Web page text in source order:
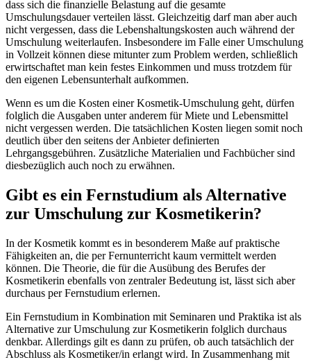
dass sich die finanzielle Belastung auf die gesamte
Umschulungsdauer verteilen lässt. Gleichzeitig darf man aber auch
nicht vergessen, dass die Lebenshaltungskosten auch während der
Umschulung weiterlaufen. Insbesondere im Falle einer Umschulung
in Vollzeit können diese mitunter zum Problem werden, schließlich
erwirtschaftet man kein festes Einkommen und muss trotzdem für
den eigenen Lebensunterhalt aufkommen.
Wenn es um die Kosten einer Kosmetik-Umschulung geht, dürfen
folglich die Ausgaben unter anderem für Miete und Lebensmittel
nicht vergessen werden. Die tatsächlichen Kosten liegen somit noch
deutlich über den seitens der Anbieter definierten
Lehrgangsgebühren. Zusätzliche Materialien und Fachbücher sind
diesbezüglich auch noch zu erwähnen.
Gibt es ein Fernstudium als Alternative
zur Umschulung zur Kosmetikerin?
In der Kosmetik kommt es in besonderem Maße auf praktische
Fähigkeiten an, die per Fernunterricht kaum vermittelt werden
können. Die Theorie, die für die Ausübung des Berufes der
Kosmetikerin ebenfalls von zentraler Bedeutung ist, lässt sich aber
durchaus per Fernstudium erlernen.
Ein Fernstudium in Kombination mit Seminaren und Praktika ist als
Alternative zur Umschulung zur Kosmetikerin folglich durchaus
denkbar. Allerdings gilt es dann zu prüfen, ob auch tatsächlich der
Abschluss als Kosmetiker/in erlangt wird. In Zusammenhang mit